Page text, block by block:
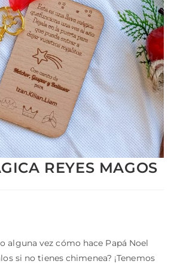
REYES MAGOS
alguna vez cómo hace Papá Noel
si no tienes chimenea? ¡Tenemos